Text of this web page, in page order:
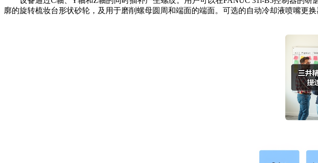
廓的旋转梳妆台形状砂轮，及用于磨削螺母圆周和端面的端面。可选的自动冷却液喷嘴更